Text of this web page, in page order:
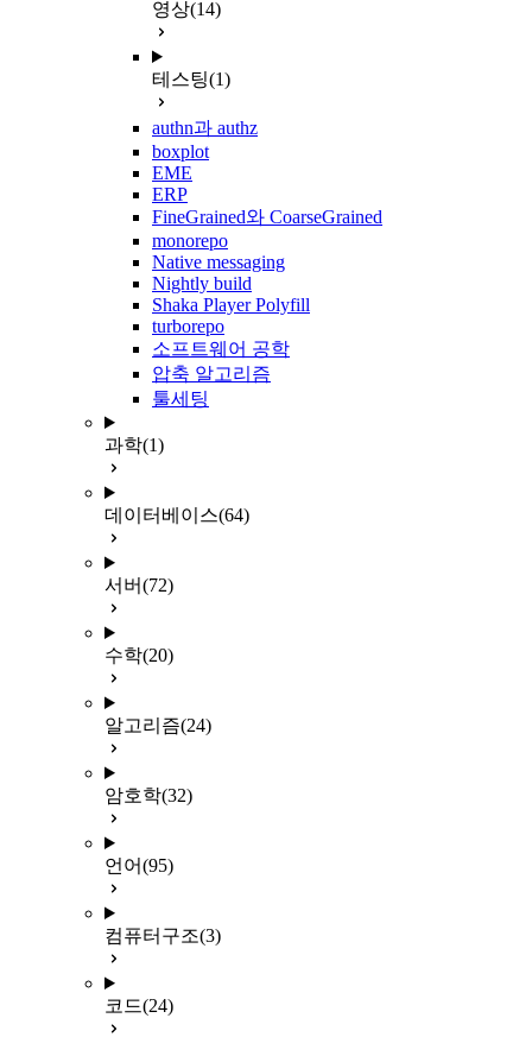
영상(14)
테스팅(1)
authn과 authz
boxplot
EME
ERP
FineGrained와 CoarseGrained
monorepo
Native messaging
Nightly build
Shaka Player Polyfill
turborepo
소프트웨어 공학
압축 알고리즘
툴세팅
과학(1)
데이터베이스(64)
서버(72)
수학(20)
알고리즘(24)
암호학(32)
언어(95)
컴퓨터구조(3)
코드(24)